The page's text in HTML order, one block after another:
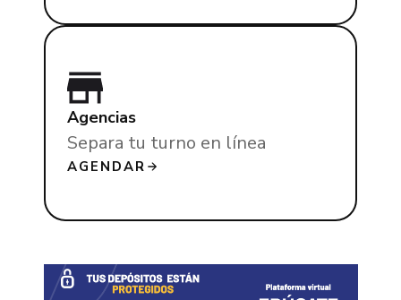
Agencias
Separa tu turno en línea
AGENDAR